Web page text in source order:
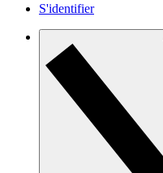
S'identifier